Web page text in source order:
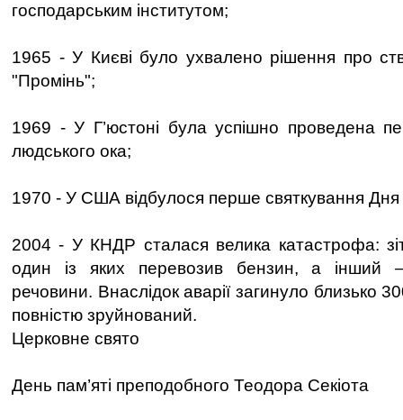
господарським інститутом;
1965 - У Києві було ухвалено рішення про
"Промінь";
1969 - У Г’юстоні була успішно проведена
людського ока;
1970 - У США відбулося перше святкування Дня
2004 - У КНДР сталася велика катастрофа:
один із яких перевозив бензин, а інший —
речовини. Внаслідок аварії загинуло близько
повністю зруйнований.
Церковне свято
День пам’яті преподобного Теодора Секіота